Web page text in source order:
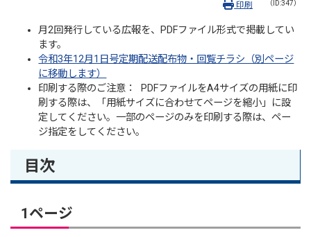
（ID:347）
印刷
月2回発行している広報を、PDFファイル形式で掲載してい
ます。
令和3年12月1日号定期配送配布物・回覧チラシ（別ページ
に移動します）
印刷する際のご注意： PDFファイルをA4サイズの用紙に印
刷する際は、「用紙サイズに合わせてページを縮小」に設
定してください。一部のページのみを印刷する際は、ペー
ジ指定をしてください。
目次
1ページ